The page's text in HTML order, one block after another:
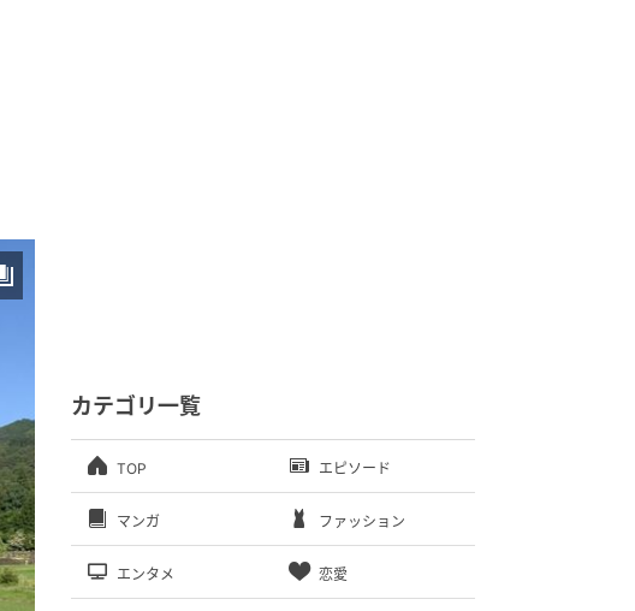
カテゴリ一覧
TOP エピソード
マンガ ファッション
エンタメ 恋愛